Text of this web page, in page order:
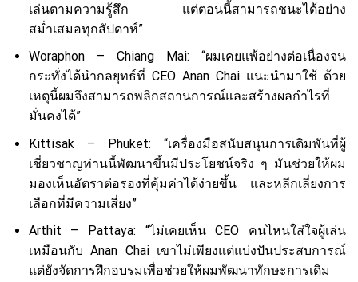
เล่นตามความรู้สึก แต่ตอนนี้สามารถชนะได้อย่าง
สม่ำเสมอทุกสัปดาห์”
Woraphon – Chiang Mai: “ผมเคยแพ้อย่างต่อเนื่องจน
กระทั่งได้นำกลยุทธ์ที่ CEO Anan Chai แนะนำมาใช้ ด้วย
เหตุนี้ผมจึงสามารถพลิกสถานการณ์และสร้างผลกำไรที่
มั่นคงได้”
Kittisak – Phuket: “เครื่องมือสนับสนุนการเดิมพันที่ผู้
เชี่ยวชาญท่านนี้พัฒนาขึ้นมีประโยชน์จริง ๆ มันช่วยให้ผม
มองเห็นอัตราต่อรองที่คุ้มค่าได้ง่ายขึ้น และหลีกเลี่ยงการ
เลือกที่มีความเสี่ยง”
Arthit – Pattaya: “ไม่เคยเห็น CEO คนไหนใส่ใจผู้เล่น
เหมือนกับ Anan Chai เขาไม่เพียงแต่แบ่งปันประสบการณ์
แต่ยังจัดการฝึกอบรมเพื่อช่วยให้ผมพัฒนาทักษะการเดิม